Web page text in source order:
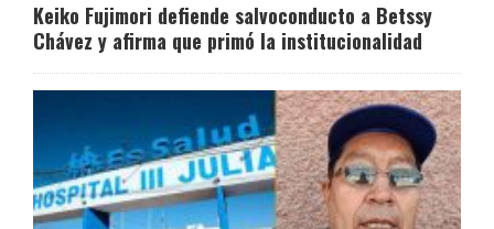
Keiko Fujimori defiende salvoconducto a Betssy
Chávez y afirma que primó la institucionalidad